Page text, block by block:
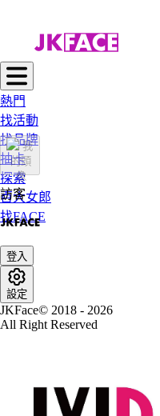
熱門
找活動
找品牌
抽卡
探索
百大女郎
找FACE
訪客
登入
設定
JKFace© 2018 - 2026
All Right Reserved